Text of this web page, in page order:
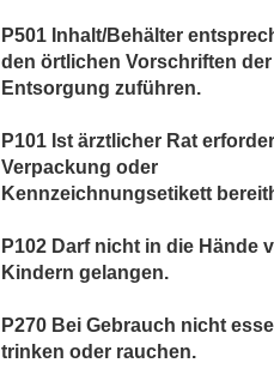
P501 Inhalt/Behälter
den örtlichen Vorschriften der
Entsorgung zuführen.
P101 Ist ärztlicher Rat
Verpackung oder
Kennzeichnungsetikett
P102 Darf nicht in die Hände
Kindern gelangen.
P270 Bei Gebrauch nicht
trinken oder rauchen.